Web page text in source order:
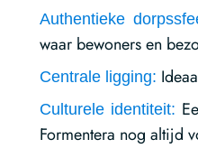
Authentieke
waar bewoners en
Centrale ligging:
Culturele identiteit:
Formentera nog altijd